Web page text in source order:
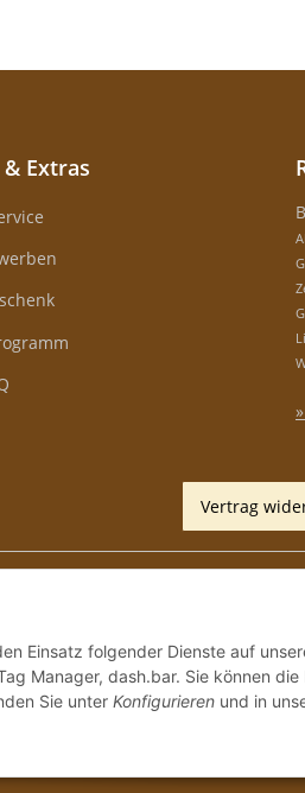
Extras
Vertrag
Einsatz folgender Dienste auf
Manager, dash.bar. Sie können
Sie unter Konfigurieren und in